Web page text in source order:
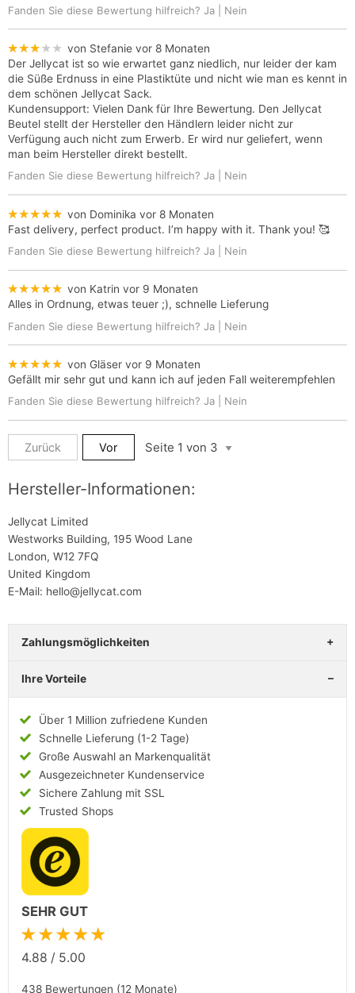
Fanden Sie diese Bewertung hilfreich? Ja Nein
★★★★★ von Stefanie vor 8 Monaten
Der Jellycat ist so wie erwartet ganz niedlich, nur leider der kam
die Süße Erdnuss in eine Plastiktüte und nicht wie man es kennt in
dem schönen Jellycat Sack.
Kundensupport: Vielen Dank für Ihre Bewertung. Den Jellycat
Beutel stellt der Hersteller den Händlern leider nicht zur
Verfügung auch nicht zum Erwerb. Er wird nur geliefert, wenn
man beim Hersteller direkt bestellt.
Fanden Sie diese Bewertung hilfreich? Ja Nein
★★★★★ von Dominika vor 8 Monaten
Fast delivery, perfect product. I’m happy with it. Thank you! 🥰
Fanden Sie diese Bewertung hilfreich? Ja Nein
★★★★★ von Katrin vor 9 Monaten
Alles in Ordnung, etwas teuer ;), schnelle Lieferung
Fanden Sie diese Bewertung hilfreich? Ja Nein
★★★★★ von Gläser vor 9 Monaten
Gefällt mir sehr gut und kann ich auf jeden Fall weiterempfehlen
Fanden Sie diese Bewertung hilfreich? Ja Nein
Zurück Vor
Hersteller-Informationen:
Jellycat Limited
Westworks Building, 195 Wood Lane
London, W12 7FQ
United Kingdom
E-Mail: hello@jellycat.com
Zahlungsmöglichkeiten
Ihre Vorteile
Über 1 Million zufriedene Kunden
Schnelle Lieferung (1-2 Tage)
Große Auswahl an Markenqualität
Ausgezeichneter Kundenservice
Sichere Zahlung mit SSL
Trusted Shops
SEHR GUT
★★★★★
4.88 / 5.00
438 Bewertungen (12 Monate)